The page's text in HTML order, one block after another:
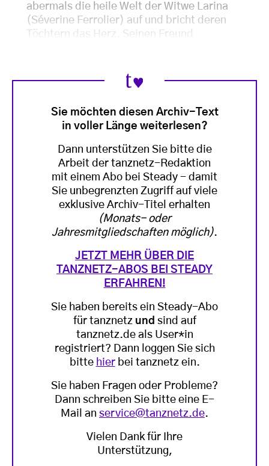
abermals die heile Welt der Witwe Larina
(Séverine Ferrolier) auf und bricht deren
Töchtern das Herz. Seinen Freund
Sie möchten diesen Archiv-Text
in voller Länge weiterlesen?
Dann unterstützen Sie bitte die
Arbeit der tanznetz-Redaktion
mit einem Abo bei Steady - damit
Sie unbegrenzten Zugriff auf viele
exklusive Archiv-Titel erhalten
(Monats- oder
Jahresmitgliedschaften möglich).
JETZT MEHR ÜBER DIE
TANZNETZ-ABOS BEI STEADY
ERFAHREN!
Sie haben bereits ein Steady-Abo
für tanznetz und sind auf
tanznetz.de als User*in
registriert? Dann loggen Sie sich
bitte hierbei tanznetz ein.
Sie haben Fragen oder Probleme?
Dann schreiben Sie bitte eine E-
Mail an service@tanznetz.de.
Vielen Dank für Ihre
Unterstützung,